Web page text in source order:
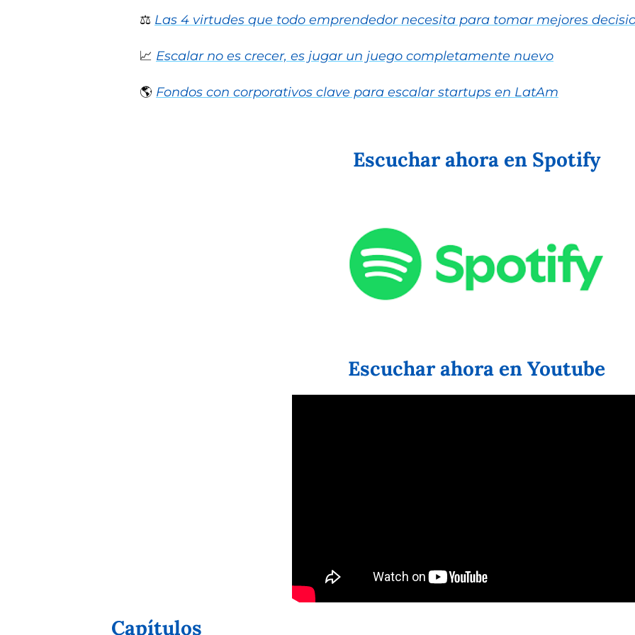
⚖️ Las 4 virtudes que todo emprendedor necesita para tomar mejores
📈 Escalar no es crecer, es jugar un juego completamente nuevo
🌎 Fondos con corporativos clave para escalar startups en LatAm
Escuchar ahora en Spotify
Escuchar ahora en Youtube
Capítulos